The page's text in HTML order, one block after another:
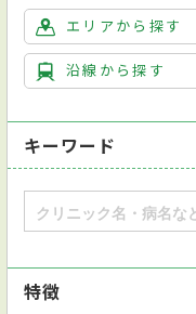
エリアから探す
沿線から探す
キーワード
特徴